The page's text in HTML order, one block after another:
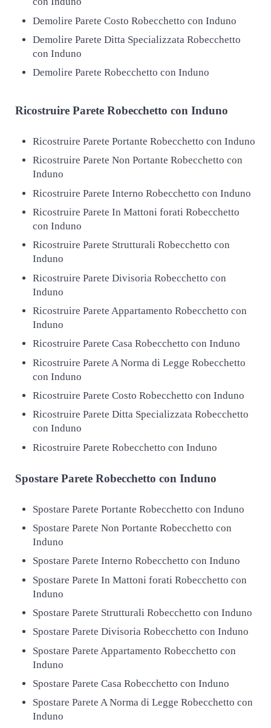
Demolire Parete Costo Robecchetto con Induno
Demolire Parete Ditta Specializzata Robecchetto
con Induno
Demolire Parete Robecchetto con Induno
RicostruireParete Robecchetto con Induno
Ricostruire Parete Portante Robecchetto con Induno
Ricostruire Parete Non Portante Robecchetto con
Induno
Ricostruire Parete Interno Robecchetto con Induno
Ricostruire Parete In Mattoni forati Robecchetto
con Induno
Ricostruire Parete Strutturali Robecchetto con
Induno
Ricostruire Parete Divisoria Robecchetto con
Induno
Ricostruire Parete Appartamento Robecchetto con
Induno
Ricostruire Parete Casa Robecchetto con Induno
Ricostruire Parete A Norma di Legge Robecchetto
con Induno
Ricostruire Parete Costo Robecchetto con Induno
Ricostruire Parete Ditta Specializzata Robecchetto
con Induno
Ricostruire Parete Robecchetto con Induno
SpostareParete Robecchetto con Induno
Spostare Parete Portante Robecchetto con Induno
Spostare Parete Non Portante Robecchetto con
Induno
Spostare Parete Interno Robecchetto con Induno
Spostare Parete In Mattoni forati Robecchetto con
Induno
Spostare Parete Strutturali Robecchetto con Induno
Spostare Parete Divisoria Robecchetto con Induno
Spostare Parete Appartamento Robecchetto con
Induno
Spostare Parete Casa Robecchetto con Induno
Spostare Parete A Norma di Legge Robecchetto con
Induno